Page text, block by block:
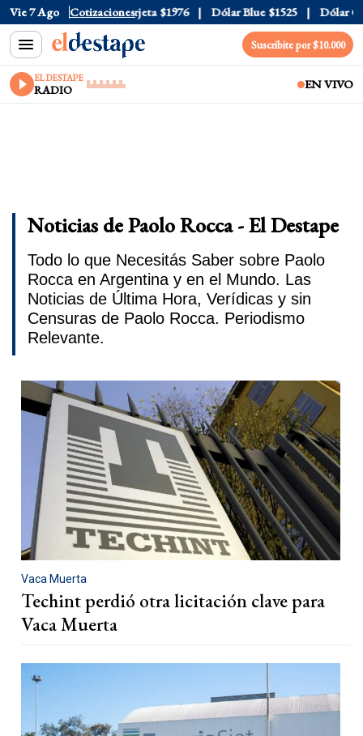
Vie 7 Ago Cotizaciones
$1520 Dólar Tarjeta $1976 Dólar Blue $1525 Dólar CCL
Suscribite por $10.000
EL DESTAPE
RADIO EN VIVO
Noticias de Paolo Rocca - El Destape
Todo lo que Necesitás Saber sobre Paolo
Rocca en Argentina y en el Mundo. Las
Noticias de Última Hora, Verídicas y sin
Censuras de Paolo Rocca. Periodismo
Relevante.
Vaca Muerta
Techint perdió otra licitación clave para
Vaca Muerta